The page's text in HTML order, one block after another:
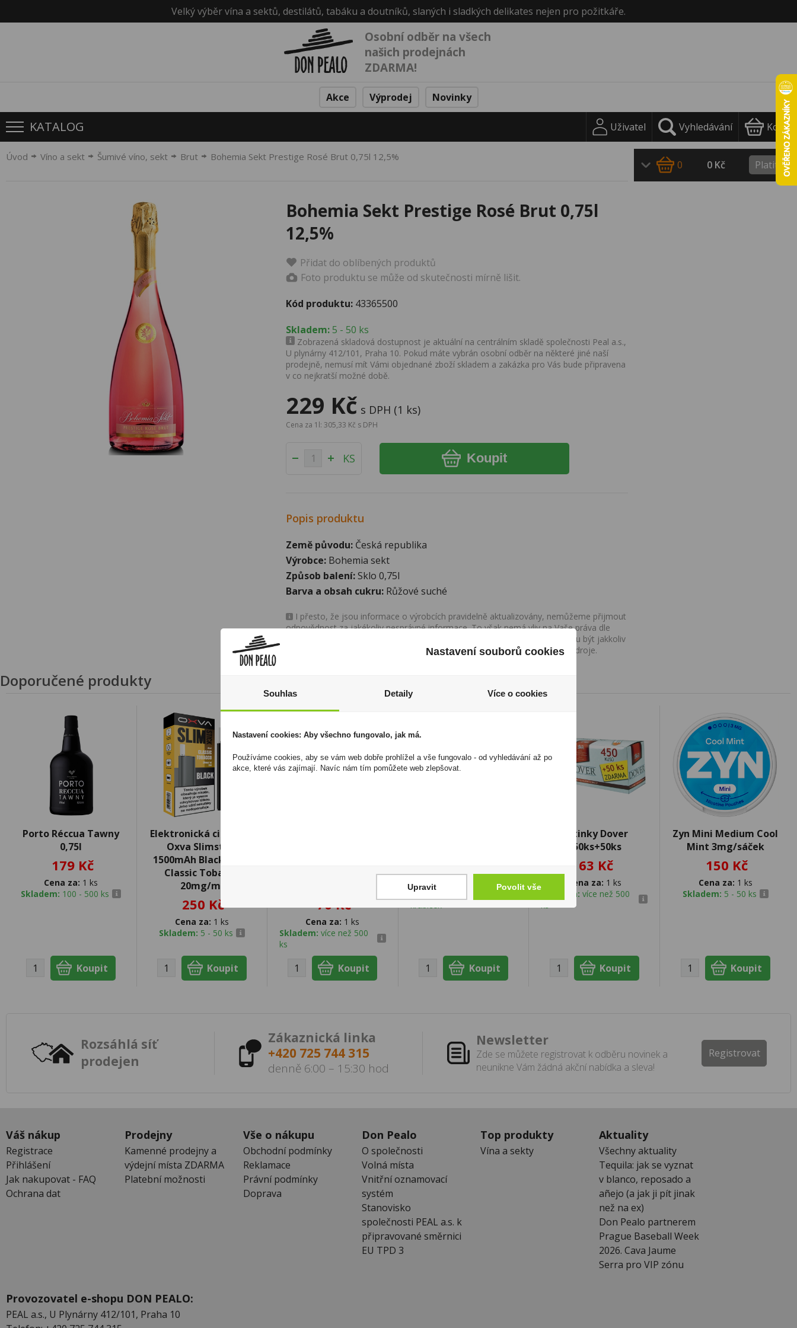
Velký výběr vína a sektů, destilátů, tabáku a doutníků, slaných i sladkých delikates nejen pro požitkáře.
Osobní odběr na všech
našich prodejnách
ZDARMA!
Akce Výprodej Novinky
KATALOG Uživatel Vyhledávání Košík
Úvod Víno a sekt Šumivé víno, sekt Brut Bohemia Sekt Prestige Rosé Brut 0,75l 12,5%
Bohemia Sekt Prestige Rosé Brut 0,75l
12,5%
Přidat do oblíbených produktů
Foto produktu se může od skutečnosti mírně lišit.
Kód produktu: 43365500
Skladem:5 - 50 ks
Zobrazená skladová dostupnost je aktuální na centrálním skladě společnosti Peal a.s.,
U plynárny 412/101, Praha 10. Pokud máte vybrán osobní odběr na některé jiné naší
prodejně, nemusí mít Vámi objednané zboží skladem a zakázka pro Vás bude připravena
v co nejkratší možné době.
229 Kč s DPH (1 ks)
Cena za 1l: 305,33 Kč s DPH
KS Koupit
Popis produktu
Země původu: Česká republika
Výrobce: Bohemia sekt
Způsob balení:Sklo 0,75l
Barva a obsah cukru: Růžové suché
I přesto, že jsou informace o výrobcích pravidelně aktualizovány, nemůžeme přijmout
odpovědnost za jakékoliv nesprávné informace. To však nemá vliv na Vaše práva dle
zákona. Tyto informace jsou podávány pouze pro osobní použití a nemohou být jakkoliv
kopírovány bez předchozího souhlasu DonPealo ani bez řádného uvedení zdroje.
0 0 Kč Platit
Doporučené produkty
Porto Réccua Tawny
0,75l
179 Kč
Cena za: 1 ks
Skladem: 100 - 500 ks
Elektronická cigareta
Oxva Slimstick
1500mAh Black - Pod
Classic Tobacco
20mg/ml
250 Kč
Cena za: 1 ks
Skladem: 5 - 50 ks
70 Kč
Cena za: 1 ks
Skladem:více než 500
ks
Cena za:
krabičku (1 ks)
Skladem:
Dutinky Dover
450ks+50ks
63 Kč
Cena za: 1 ks
Skladem:více než 500
Zyn Mini Medium Cool
Mint 3mg/sáček
150 Kč
Cena za: 1 ks
Skladem: 5 - 50 ks
Rozsáhlá síť
prodejen
Zákaznická linka
+420 725 744 315
denně 6:00 – 15:30 hod
Newsletter
Zde se můžete registrovat k odběru novinek a
neunikne Vám žádná akční nabídka a sleva!
Registrovat
Váš nákup
Registrace
Přihlášení
Jak nakupovat - FAQ
Ochrana dat
Prodejny
Kamenné prodejny a
výdejní místa ZDARMA
Platební možnosti
Vše o nákupu
Obchodní podmínky
Reklamace
Právní podmínky
Doprava
Don Pealo
O společnosti
Volná místa
Vnitřní oznamovací
systém
Stanovisko
společnosti PEAL a.s. k
připravované směrnici
EU TPD 3
Top produkty
Vína a sekty
Aktuality
Všechny aktuality
Tequila: jak se vyznat
v blanco, reposado a
añejo (a jak ji pít jinak
než na ex)
Don Pealo partnerem
Prague Baseball Week
2026. Cava Jaume
Serra pro VIP zónu
Provozovatel e-shopu DON PEALO:
PEAL a.s., U Plynárny 412/101, Praha 10
Nastavení souborů cookies
Souhlas Detaily Více o cookies
Nastavení cookies: Aby všechno fungovalo, jak má.
Používáme cookies, aby se vám web dobře prohlížel a vše fungovalo - od vyhledávání až po
akce, které vás zajímají. Navíc nám tím pomůžete web zlepšovat.
Upravit Povolit vše